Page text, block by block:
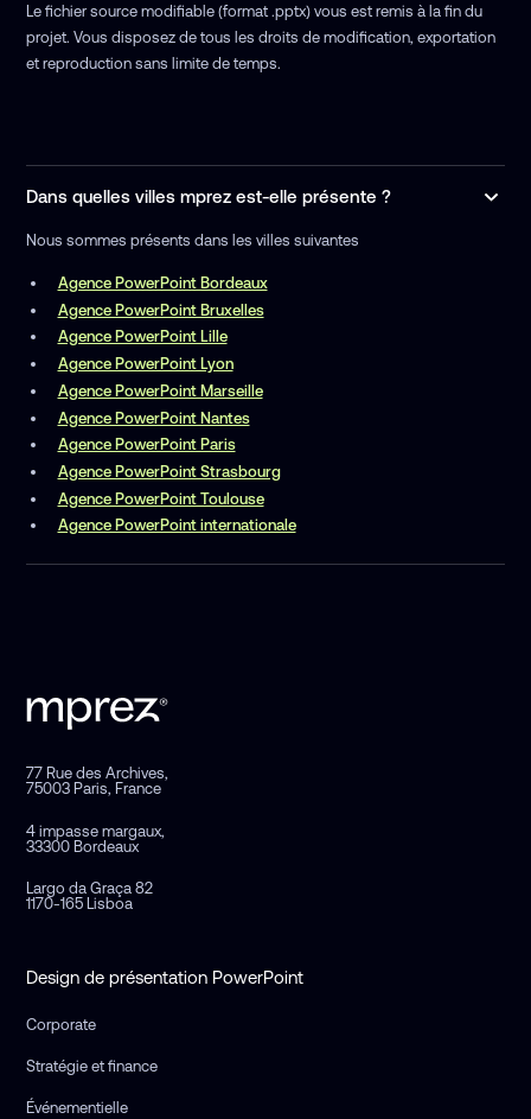
Le fichier source modifiable (format .pptx) vous est remis à la fin du
projet. Vous disposez de tous les droits de modification, exportation
et reproduction sans limite de temps.
Dans quelles villes mprez est-elle présente ?
Nous sommes présents dans les villes suivantes
Agence PowerPoint Bordeaux
Agence PowerPoint Bruxelles
Agence PowerPoint Lille
Agence PowerPoint Lyon
Agence PowerPoint Marseille
Agence PowerPoint Nantes
Agence PowerPoint Paris
Agence PowerPoint Strasbourg
Agence PowerPoint Toulouse
Agence PowerPoint internationale
77 Rue des Archives,
75003 Paris, France
4 impasse margaux,
33300 Bordeaux
Largo da Graça 82
1170-165 Lisboa
Design de présentation PowerPoint
Corporate
Stratégie et finance
Événementielle